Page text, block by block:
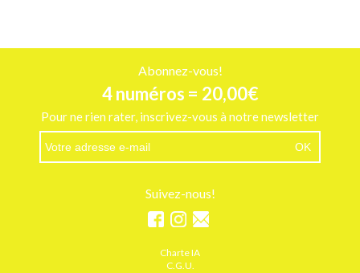
Abonnez-vous!
4 numéros = 20,00€
Pour ne rien rater, inscrivez-vous à notre newsletter
Suivez-nous!
Charte IA
C.G.U.